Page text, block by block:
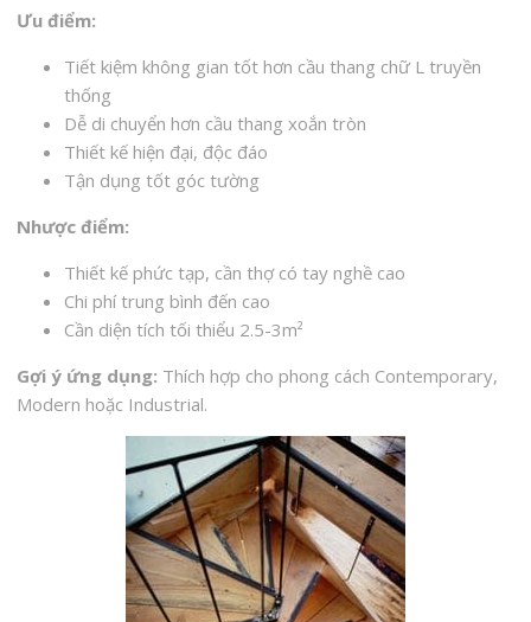
Ưu điểm:
Tiết kiệm không gian tốt hơn cầu thang chữ L truyền
thống
Dễ di chuyển hơn cầu thang xoắn tròn
Thiết kế hiện đại, độc đáo
Tận dụng tốt góc tường
Nhược điểm:
Thiết kế phức tạp, cần thợ có tay nghề cao
Chi phí trung bình đến cao
Cần diện tích tối thiểu 2.5-3m²
Gợi ý ứng dụng: Thích hợp cho phong cách Contemporary,
Modern hoặc Industrial.